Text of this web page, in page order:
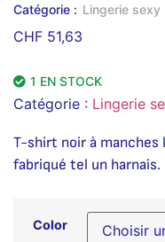
Catégorie : Lingerie sexy
CHF 51,63
1 EN STOCK
Catégorie : Lingerie
T-shirt noir à manches
fabriqué tel un harnais.
Color